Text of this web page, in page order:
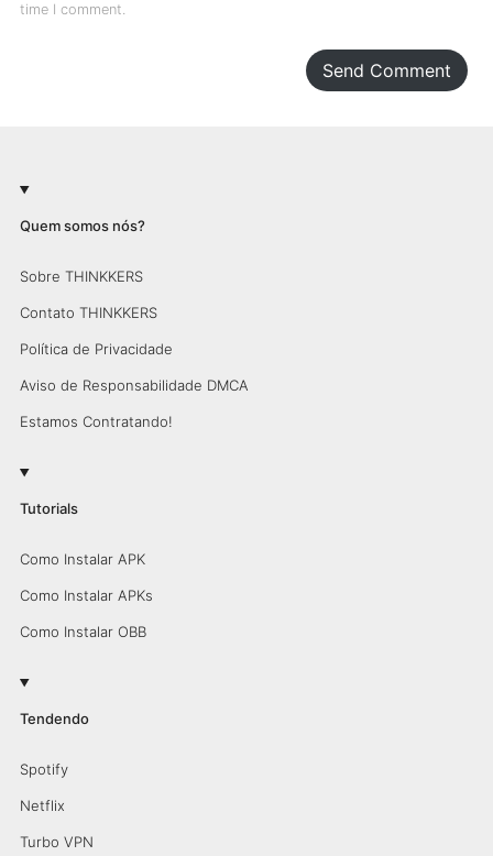
time I comment.
Send Comment
Quem somos nós?
Sobre THINKKERS
Contato THINKKERS
Política de Privacidade
Aviso de Responsabilidade DMCA
Estamos Contratando!
Tutorials
Como Instalar APK
Como Instalar APKs
Como Instalar OBB
Tendendo
Spotify
Netflix
Turbo VPN